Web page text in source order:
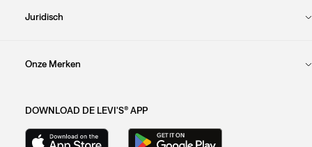
Juridisch
Onze Merken
DOWNLOAD DE LEVI'S® APP